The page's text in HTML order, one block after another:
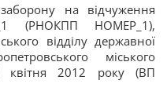
на відчуження
(РНОКПП НОМЕР_1),
відділу державної
міського
квітня 2012 року (ВП